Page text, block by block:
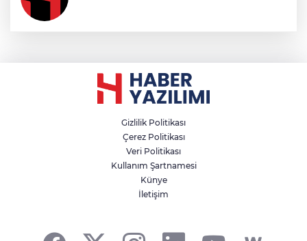
Gizlilik Politikası
Çerez Politikası
Veri Politikası
Kullanım Şartnamesi
Künye
İletişim